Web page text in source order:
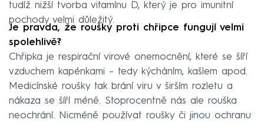
tudíž nižší tvorba vitamínu D, který je pro imunitní
pochody velmi důležitý.
Je pravda, že roušky proti chřipce fungují velmi
spolehlivě?
Chřipka je respirační virové onemocnění, které se šíří
vzduchem kapénkami – tedy kýcháním, kašlem apod.
Medicínské roušky tak brání viru v širším rozletu a
nákaza se šíří méně. Stoprocentně nás ale rouška
neochrání. Nicméně používat roušky či jinou ochranu